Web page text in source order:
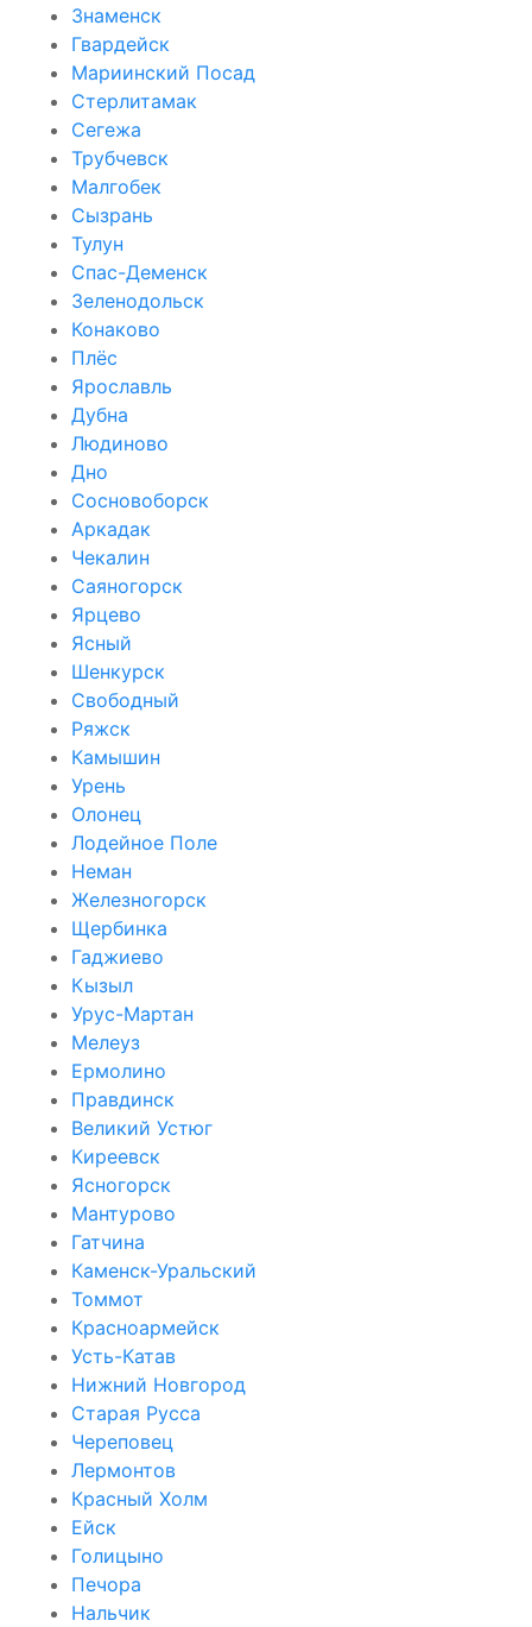
Знаменск
Гвардейск
Мариинский Посад
Стерлитамак
Сегежа
Трубчевск
Малгобек
Сызрань
Тулун
Спас-Деменск
Зеленодольск
Конаково
Плёс
Ярославль
Дубна
Людиново
Дно
Сосновоборск
Аркадак
Чекалин
Саяногорск
Ярцево
Ясный
Шенкурск
Свободный
Ряжск
Камышин
Урень
Олонец
Лодейное Поле
Неман
Железногорск
Щербинка
Гаджиево
Кызыл
Урус-Мартан
Мелеуз
Ермолино
Правдинск
Великий Устюг
Киреевск
Ясногорск
Мантурово
Гатчина
Каменск-Уральский
Томмот
Красноармейск
Усть-Катав
Нижний Новгород
Старая Русса
Череповец
Лермонтов
Красный Холм
Ейск
Голицыно
Печора
Нальчик